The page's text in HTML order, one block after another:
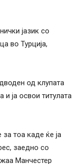
јазик со
во Турција,
од клупата
и ја освои титулата
тоа каде ќе ја
заедно со
Манчестер